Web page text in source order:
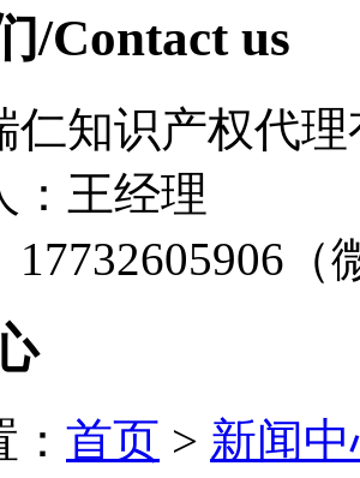
/Contact us
仁知识产权代
：王经理
17732605906（
首页 > 新闻